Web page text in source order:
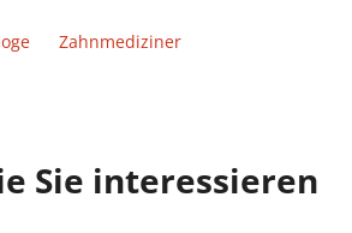
Zahnmediziner
Sie interessieren